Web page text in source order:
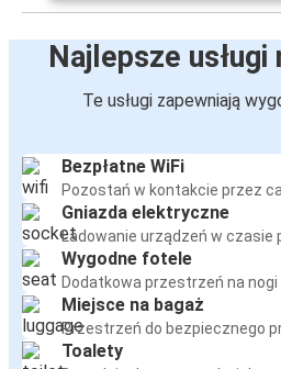
Najlepsze usługi
Te usługi zapewniają
Bezpłatne WiFi
Pozostań w kontakcie przez
Gniazda elektryczne
Ładowanie urządzeń w czasie
Wygodne fotele
Dodatkowa przestrzeń na nogi
Miejsce na bagaż
Przestrzeń do bezpiecznego
Toalety